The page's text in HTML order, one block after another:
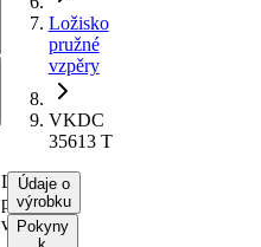
Ložisko
pružné
vzpěry
VKDC
35613 T
Ložisko
pružné
vzpěry
Údaje o
výrobku
Pokyny